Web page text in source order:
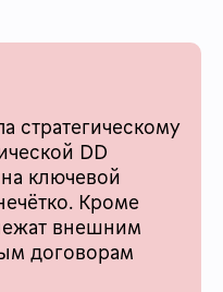
стратегическому
DD
ключевой
Кроме
внешним
договорам